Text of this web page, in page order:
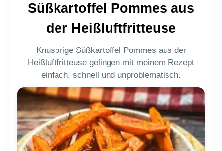
Süßkartoffel Pommes aus
der Heißluftfritteuse
Knusprige Süßkartoffel Pommes aus der
Heißluftfritteuse gelingen mit meinem Rezept
einfach, schnell und unproblematisch.